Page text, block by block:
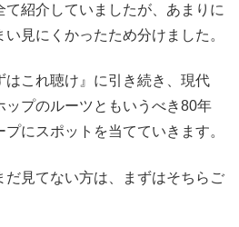
紹介していましたが、あまりに
見にくかったため分けました。
はこれ聴け』に引き続き、現代
ップのルーツともいうべき80年
にスポットを当てていきます。
だ見てない方は、まずはそちらご